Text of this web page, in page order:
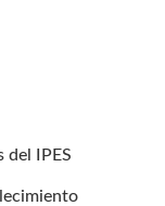
del IPES